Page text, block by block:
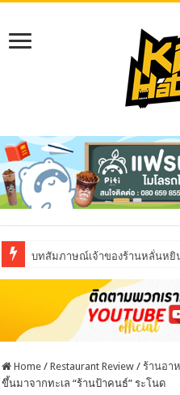
บทสัมภาษณ์เจ้าของร้านหลั่นหยิ
บทสัมภาษณ์ The Containers (เด
Home / Restaurant Review / ร้านอา
ขึ้นมาจากทะเล “ร้านป้าคนธ์” ระโนด